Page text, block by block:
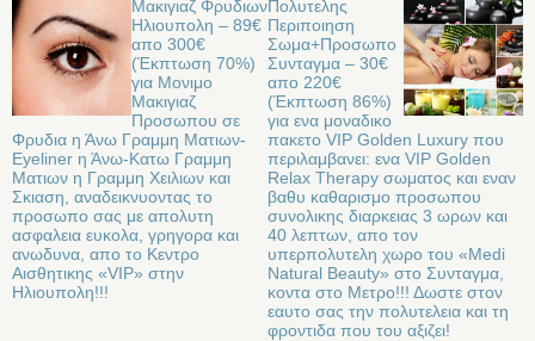
Μακιγιαζ Φρυδιων
Ηλιουπολη – 89€
απο 300€
(Έκπτωση 70%)
για Μονιμο
Μακιγιαζ
Προσωπου σε
Φρυδια η Άνω Γραμμη Ματιων-
Eyeliner η Άνω-Κατω Γραμμη
Ματιων η Γραμμη Χειλιων και
Σκιαση, αναδεικνυοντας το
προσωπο σας με απολυτη
ασφαλεια ευκολα, γρηγορα και
ανωδυνα, απο το Κεντρο
Αισθητικης «VIP» στην
Ηλιουπολη!!!
Πολυτελης
Περιποιηση
Σωμα+Προσωπο
Συνταγμα – 30€
απο 220€
(Έκπτωση 86%)
για ενα μοναδικο
πακετο VIP Golden Luxury που
περιλαμβανει: ενα VIP Golden
Relax Therapy σωματος και εναν
βαθυ καθαρισμο προσωπου
συνολικης διαρκειας 3 ωρων και
40 λεπτων, απο τον
υπερπολυτελη χωρο του «Medi
Natural Beauty» στο Συνταγμα,
κοντα στο Μετρο!!! Δωστε στον
εαυτο σας την πολυτελεια και τη
φροντιδα που του αξιζει!